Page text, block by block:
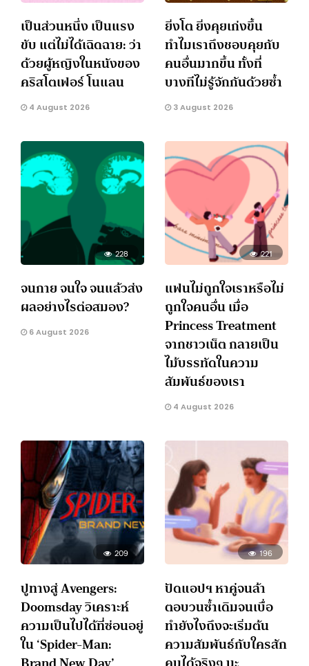
เป็นส่วนหนึ่ง เป็นแรง
ขับ แต่ไม่ได้เฉิดฉาย: ว่า
ด้วยผู้หญิงในหนังของ
คริสโตเฟอร์ โนแลน
4 August 2026
ยิ่งโต ยิ่งคุยเก่งขึ้น
ทำไมเราถึงชอบคุยกับ
คนอื่นมากขึ้น ทั้งที่
บางทีไม่รู้จักกันด้วยซ้ำ
3 August 2026
228
จนกาย จนใจ จนแล้วส่ง
ผลอย่างไรต่อสมอง?
6 August 2026
221
แฟนไม่ถูกใจเราหรือไม่
ถูกใจคนอื่น เมื่อ
Princess Treatment
จากชาวเน็ต กลายเป็น
ไม้บรรทัดในความ
สัมพันธ์ของเรา
4 August 2026
209
ปูทางสู่ Avengers:
Doomsday วิเคราะห์
ความเป็นไปได้ที่ซ่อนอยู่
ใน ‘Spider-Man:
196
ปัดแอปฯ หาคู่จนล้า
ตอบวนซ้ำเดิมจนเบื่อ
ทำยังไงถึงจะเริ่มต้น
ความสัมพันธ์กับใครสัก